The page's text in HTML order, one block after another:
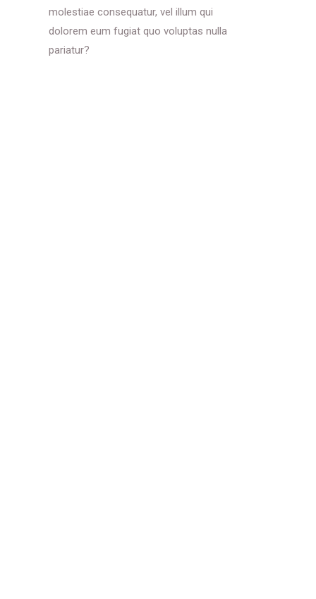
molestiae consequatur, vel illum qui
dolorem eum fugiat quo voluptas nulla
pariatur?